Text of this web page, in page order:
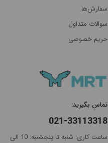
سفارش‌ها
سوالات متداول
حریم خصوصی
تماس بگیرید:
021-33113318
ساعت کاری: شنبه تا پنجشنبه: 10 الی